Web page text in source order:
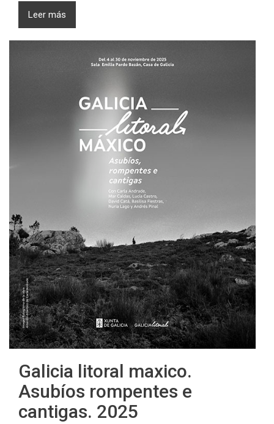
Leer más
Galicia litoral maxico.
Asubíos rompentes e
cantigas. 2025